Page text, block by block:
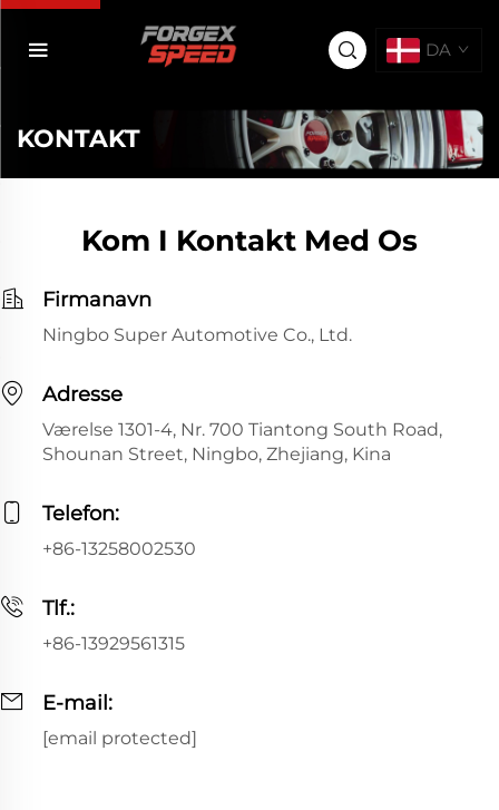
DA
KONTAKT
Kom I Kontakt Med Os
Firmanavn
Ningbo Super Automotive Co., Ltd.
Adresse
Værelse 1301-4, Nr. 700 Tiantong South Road,
Shounan Street, Ningbo, Zhejiang, Kina
Telefon:
+86-13258002530
Tlf.:
+86-13929561315
E-mail:
[email protected]